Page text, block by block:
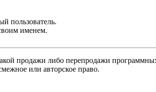
пользователь.
именем.
продажи либо перепродажи
или авторское право.